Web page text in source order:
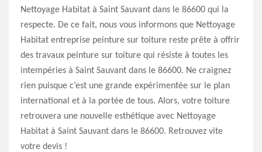
Nettoyage Habitat à Saint Sauvant dans le 86600 qui la
respecte. De ce fait, nous vous informons que Nettoyage
Habitat entreprise peinture sur toiture reste prête à offrir
des travaux peinture sur toiture qui résiste à toutes les
intempéries à Saint Sauvant dans le 86600. Ne craignez
rien puisque c’est une grande expérimentée sur le plan
international et à la portée de tous. Alors, votre toiture
retrouvera une nouvelle esthétique avec Nettoyage
Habitat à Saint Sauvant dans le 86600. Retrouvez vite
votre devis !